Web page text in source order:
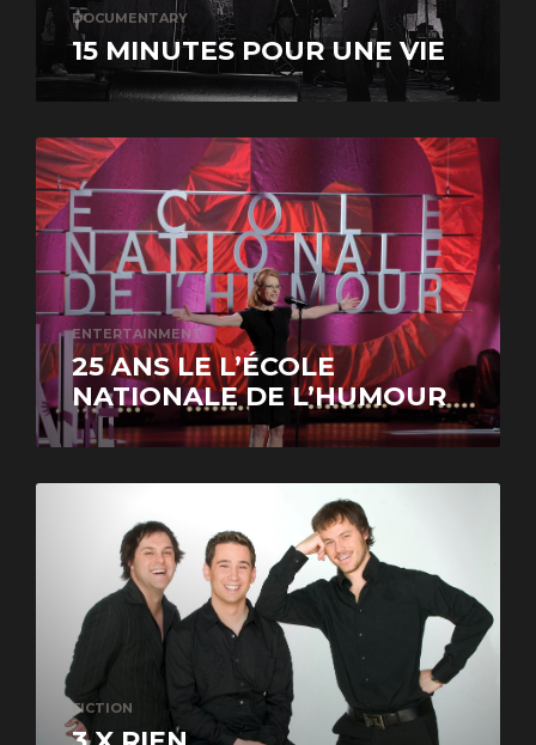
DOCUMENTARY
15 MINUTES POUR UNE VIE
ENTERTAINMENT
25 ANS LE L’ÉCOLE
NATIONALE DE L’HUMOUR
FICTION